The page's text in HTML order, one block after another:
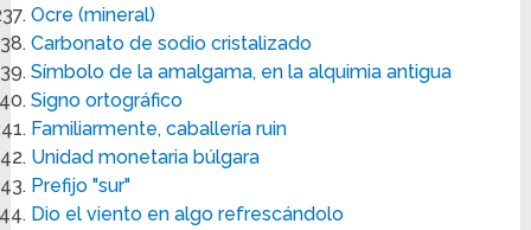
Ocre (mineral)
Carbonato de sodio cristalizado
Símbolo de la amalgama, en la alquimia antigua
Signo ortográfico
Familiarmente, caballería ruin
Unidad monetaria búlgara
Prefijo "sur"
Dio el viento en algo refrescándolo